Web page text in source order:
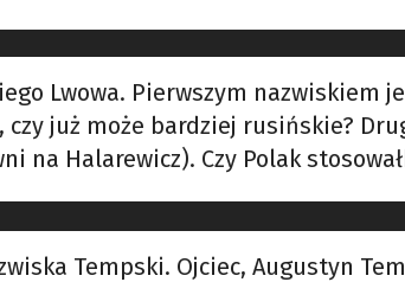
Lwowa. Pierwszym nazwiskiem
już może bardziej rusińskie?
na Halarewicz). Czy Polak
Tempski. Ojciec, Augustyn